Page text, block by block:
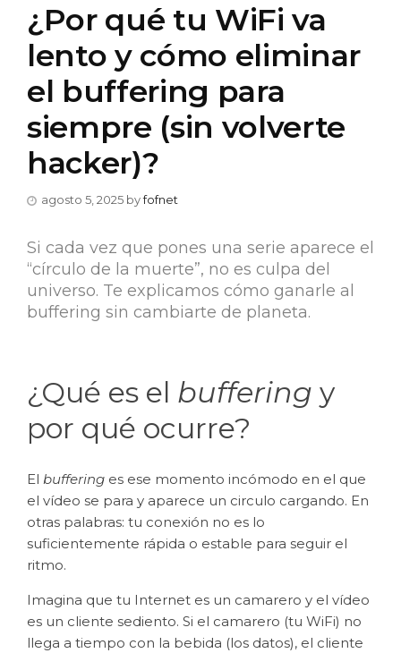
¿Por qué tu WiFi va
lento y cómo eliminar
el buffering para
siempre (sin volverte
hacker)?
agosto 5, 2025 byfofnet
Si cada vez que pones una serie aparece el
“círculo de la muerte”, no es culpa del
universo. Te explicamos cómo ganarle al
buffering sin cambiarte de planeta.
¿Qué es el buffering y
por qué ocurre?
El buffering es ese momento incómodo en el que
el vídeo se para y aparece un circulo cargando. En
otras palabras: tu conexión no es lo
suficientemente rápida o estable para seguir el
ritmo.
Imagina que tu Internet es un camarero y el vídeo
es un cliente sediento. Si el camarero (tu WiFi) no
llega a tiempo con la bebida (los datos), el cliente